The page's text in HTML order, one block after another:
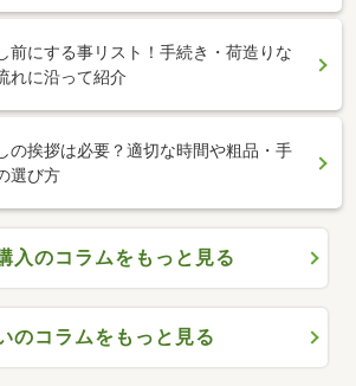
前にする事リスト！手続き・荷造りな
れに沿って紹介
の挨拶は必要？適切な時間や粗品・手
選び方
入のコラムをもっと見る
のコラムをもっと見る